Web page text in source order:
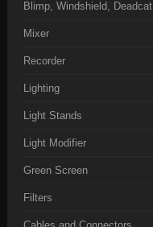
Blimp, Windshield, Deadcat
Mixer
Recorder
Lighting
Light Stands
Light Modifier
Green Screen
Filters